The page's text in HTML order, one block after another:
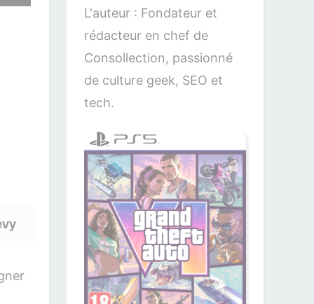
L'auteur : Fondateur et
rédacteur en chef de
Consollection, passionné
de culture geek, SEO et
tech.